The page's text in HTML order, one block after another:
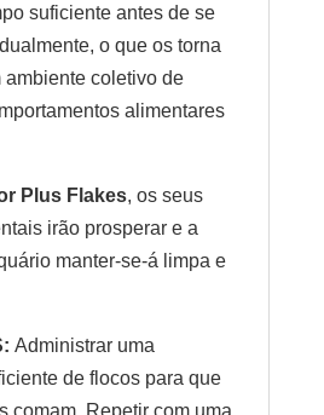
suficiente antes de se
o que os torna
ambiente coletivo de
alimentares
Plus Flakes, os seus
irão prosperar e a
manter-se-á limpa e
Administrar uma
de flocos para que
comam. Repetir com uma